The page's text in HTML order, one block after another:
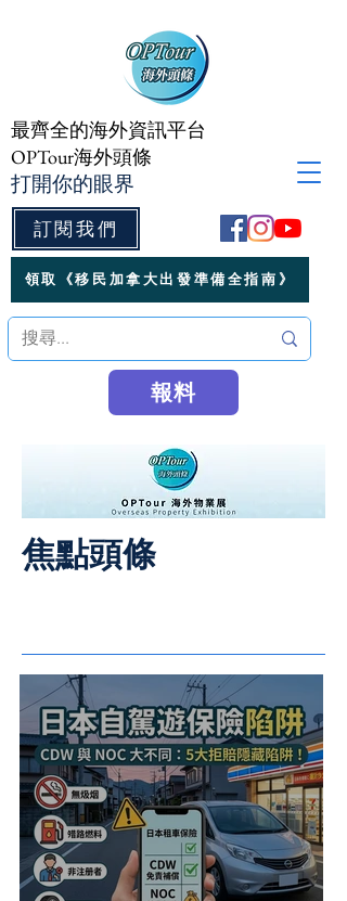
訂閱我們
最齊全的海外資訊平台
OPTour海外頭條
打開你的眼界
領取《移民加拿大出發準備全指南》
報料
焦點頭條